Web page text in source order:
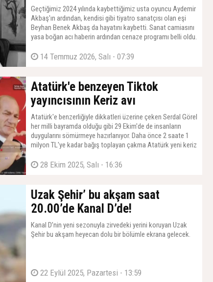
Geçtiğimiz 2024 yılında kaybettiğimiz usta oyuncu Aydemir
Akbaş'ın ardından, kendisi gibi tiyatro sanatçısı olan eşi
Beyhan Benek Akbaş da hayatını kaybetti. Sanat camiasını
yasa boğan acı haberin ardından cenaze programı belli oldu.
14 Temmuz 2026, Salı - 07:39
Atatürk'e benzeyen Tiktok
yayıncısının Keriz avı
Atatürk'e benzerliğiyle dikkatleri üzerine çeken Serdal Görel
her milli bayramda olduğu gibi 29 Ekim'de de insanların
duygularını sömürmeye hazırlanıyor. Daha önce 2 saate 1
milyon TL'ye kadar bağış toplayan çakma Atatürk yeni keriz
28 Ekim 2025, Salı - 16:36
Uzak Şehir’ bu akşam saat
20.00’de Kanal D’de!
Kanal D’nin yeni sezonuyla zirvedeki yerini koruyan Uzak
Şehir bu akşam heyecan dolu bir bölümle ekrana gelecek.
22 Eylül 2025, Pazartesi - 13:59